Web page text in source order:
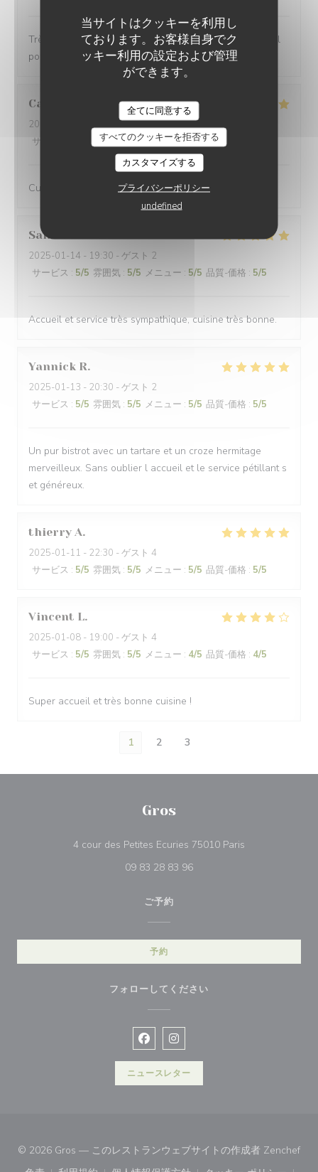
当サイトはクッキーを利用し
ております。お客様自身でク
ッキー利用の設定および管理
ができます。
全てに同意する
すべてのクッキーを拒否する
カスタマイズする
プライバシーポリシー
undefined
Très bon resto, un peu de bruit mais rien de plus normal
pour une ambiance de troquet.
Camille
2025-01-23
- 19:30 - ゲスト 3
サービス
雰囲気 :5/5 メニュー: 5/5 品質-価格
Cuisine excellente et service parfait !
Sandrine
2025-01-14 - 19:30 - ゲスト 2
サービス : 5/5 雰囲気 : 5/5 メニュー : 5/5 品質-価格 : 5/5
Accueil et service très sympathique, cuisine très bonne.
Yannick R
2025-01-13 - 20:30 - ゲスト 2
サービス : 5/5 雰囲気 : 5/5 メニュー : 5/5 品質-価格 : 5/5
Un pur bistrot avec un tartare et un croze hermitage
merveilleux. Sans oublier l accueil et le service pétillant s
et généreux.
thierry A
2025-01-11 - 22:30 - ゲスト 4
サービス : 5/5 雰囲気 : 5/5 メニュー : 5/5 品質-価格 : 5/5
Vincent L
2025-01-08 - 19:00 - ゲスト 4
サービス : 5/5 雰囲気 : 5/5 メニュー : 4/5 品質-価格 : 4/5
Super accueil et très bonne cuisine !
1 2 3
Gros
4 cour des Petites Ecuries 75010 Paris
09 83 28 83 96
ご予約
予約
フォローしてください
Facebook ((新しいウィンドウで
Instagram ((新しいウィンド
ニュースレター
© 2026 Gros — このレストランウェブサイトの作成者 Zenchef((